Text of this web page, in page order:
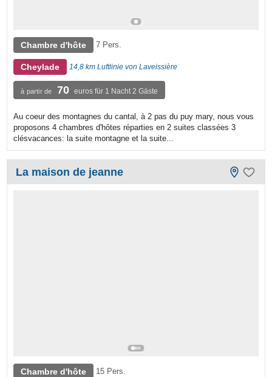
Chambre d'hôte 7 Pers.
Cheylade 14,8 km Luftlinie von Laveissière
à partir de 70 euros für 1 Nacht 2 Gäste
Au coeur des montagnes du cantal, à 2 pas du puy mary, nous vous
proposons 4 chambres d'hôtes réparties en 2 suites classées 3
clésvacances: la suite montagne et la suite...
La maison de jeanne
Chambre d'hôte 15 Pers.